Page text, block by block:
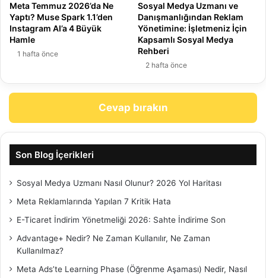
Meta Temmuz 2026’da Ne
Yaptı? Muse Spark 1.1’den
Instagram AI’a 4 Büyük
Hamle
1 hafta önce
Sosyal Medya Uzmanı ve
Danışmanlığından Reklam
Yönetimine: İşletmeniz İçin
Kapsamlı Sosyal Medya
Rehberi
2 hafta önce
Cevap bırakın
Son Blog İçerikleri
Sosyal Medya Uzmanı Nasıl Olunur? 2026 Yol Haritası
Meta Reklamlarında Yapılan 7 Kritik Hata
E-Ticaret İndirim Yönetmeliği 2026: Sahte İndirime Son
Advantage+ Nedir? Ne Zaman Kullanılır, Ne Zaman
Kullanılmaz?
Meta Ads’te Learning Phase (Öğrenme Aşaması) Nedir, Nasıl